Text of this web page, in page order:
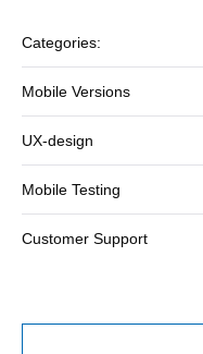
Categories:
Mobile Versions
UX-design
Mobile Testing
Customer Support